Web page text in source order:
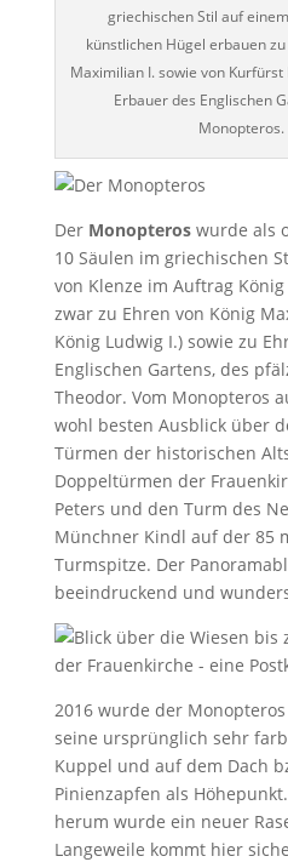
griechischen Stil auf
künstlichen Hügel erbauen
Maximilian I. sowie von
Erbauer des Englischen
Monopteros.
Der Monopteros wurde als
10 Säulen im griechischen
von Klenze im Auftrag
zwar zu Ehren von König
König Ludwig I.) sowie zu
Englischen Gartens, des
Theodor. Vom Monopteros
wohl besten Ausblick über
Türmen der historischen
Doppeltürmen der
Peters und den Turm des
Münchner Kindl auf der 85
Turmspitze. Der
beeindruckend und
2016 wurde der
seine ursprünglich sehr
Kuppel und auf dem Dach
Pinienzapfen als
herum wurde ein neuer
Langeweile kommt hier